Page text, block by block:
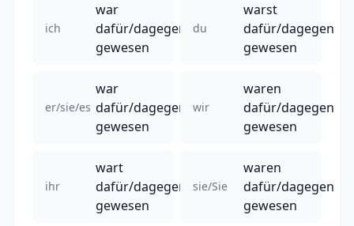
ich
war
dafür/dagegen
gewesen
du
warst
dafür/dagegen
gewesen
er/sie/es
war
dafür/dagegen
gewesen
wir
waren
dafür/dagegen
gewesen
ihr
wart
dafür/dagegen
gewesen
sie/Sie
waren
dafür/dagegen
gewesen